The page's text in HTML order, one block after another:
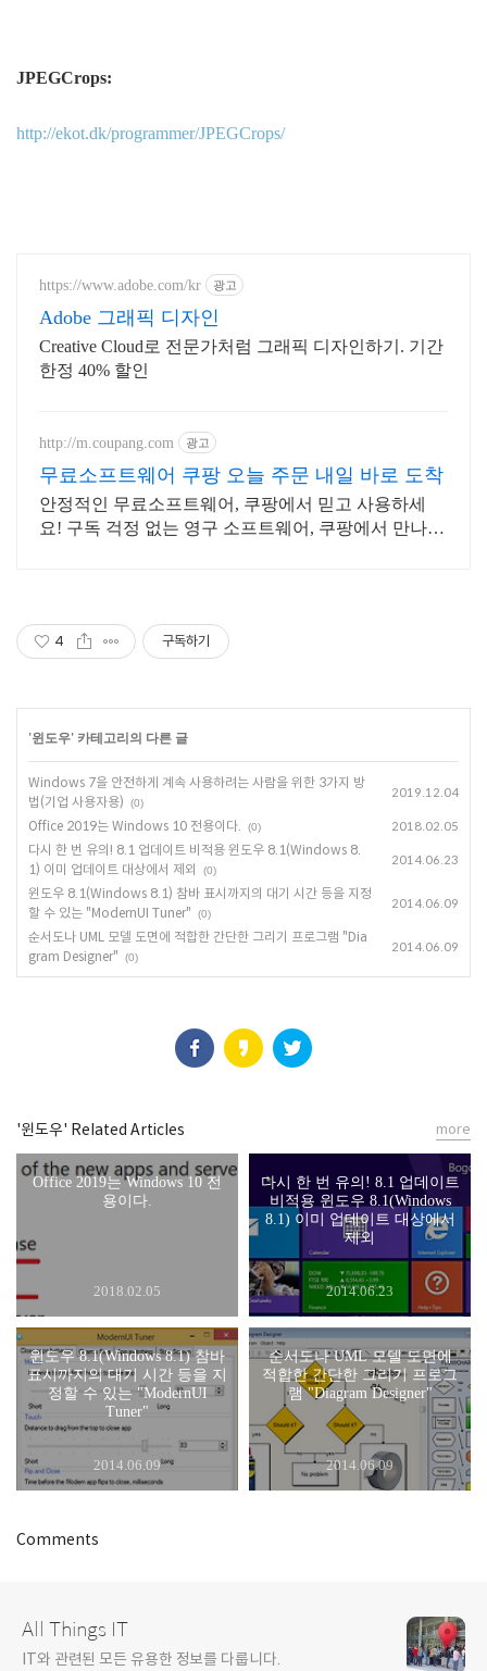
JPEGCrops:
http://ekot.dk/programmer/JPEGCrops/
https://www.adobe.com/kr 광고
Adobe 그래픽 디자인
Creative Cloud로 전문가처럼 그래픽 디자인하기. 기간
한정 40% 할인
http://m.coupang.com 광고
무료소프트웨어 쿠팡 오늘 주문 내일 바로 도착
안정적인 무료소프트웨어, 쿠팡에서 믿고 사용하세
요! 구독 걱정 없는 영구 소프트웨어, 쿠팡에서 만나보
4 구독하기
'윈도우' 카테고리의 다른 글
Windows 7을 안전하게 계속 사용하려는 사람을 위한 3가지 방
법(기업 사용자용)
(0)
2019.12.04
Office 2019는 Windows 10 전용이다. (0) 2018.02.05
다시 한 번 유의! 8.1 업데이트 비적용 윈도우 8.1(Windows 8.
1) 이미 업데이트 대상에서 제외
(0)
2014.06.23
윈도우 8.1(Windows 8.1) 참바 표시까지의 대기 시간 등을 지정
할 수 있는 "ModernUI Tuner"
(0)
2014.06.09
순서도나 UML 모델 도면에 적합한 간단한 그리기 프로그램 "Dia
gram Designer"
(0)
2014.06.09
'윈도우' Related Articles
Office 2019는 Windows 10 전
용이다.
2018.02.05
다시 한 번 유의! 8.1 업데이트
비적용 윈도우 8.1(Windows
8.1) 이미 업데이트 대상에서
제외
2014.06.23
윈도우 8.1(Windows 8.1) 참바
표시까지의 대기 시간 등을 지
정할 수 있는 "ModernUI
Tuner"
2014.06.09
순서도나 UML 모델 도면에
적합한 간단한 그리기 프로그
램 "Diagram Designer"
2014.06.09
more
Comments
All Things IT
IT와 관련된 모든 유용한 정보를 다룹니다.